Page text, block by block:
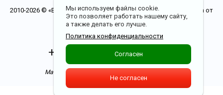
2010-2026 © «Воздушные шары в Рязани. Бесплатная доставка от
5000 р.»
Политика конфиденциальности
+7(900)970-00-20
Доставка по Рязани от 0 р.
Магазин в ТЦ "Полетаевский". 1 этаж бутик 8,9
Мы используем файлы cookie.
Это позволяет работать нашему сайту,
а также делать его лучше.
Политика конфиденциальности
Согласен
Не согласен